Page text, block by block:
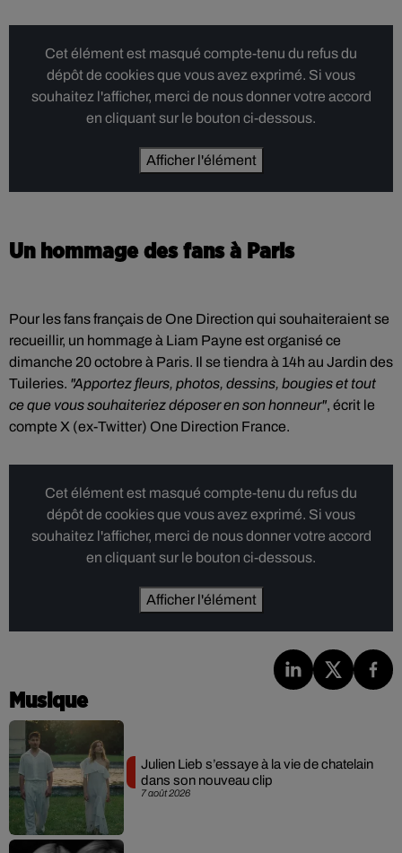
Cet élément est masqué compte-tenu du refus du
dépôt de cookies que vous avez exprimé. Si vous
souhaitez l'afficher, merci de nous donner votre accord
en cliquant sur le bouton ci-dessous.
Afficher l'élément
Un hommage des fans à Paris
Pour les fans français de One Direction qui souhaiteraient se
recueillir, un hommage à Liam Payne est organisé ce
dimanche 20 octobre à Paris. Il se tiendra à 14h au Jardin des
Tuileries. "Apportez fleurs, photos, dessins, bougies et tout
ce que vous souhaiteriez déposer en son honneur", écrit le
compte X (ex-Twitter) One Direction France.
Cet élément est masqué compte-tenu du refus du
dépôt de cookies que vous avez exprimé. Si vous
souhaitez l'afficher, merci de nous donner votre accord
en cliquant sur le bouton ci-dessous.
Afficher l'élément
Musique
7 août 2026
Julien Lieb s’essaye à la vie de chatelain
dans son nouveau clip